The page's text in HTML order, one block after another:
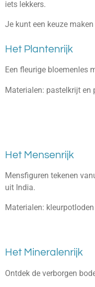
iets lekkers.
Je kunt een keuze
Het Plantenrijk
Een fleurige bloemenles
Materialen: pastelkrijt en
Het Mensenrijk
Mensfiguren tekenen
uit India.
Materialen:
Het Mineralenrijk
Ontdek de verborgen